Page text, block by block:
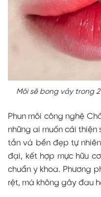
Môi sẽ bong vảy trong
Phun môi công nghệ
những ai muốn cải thiện
tắn và bền đẹp tự
đại, kết hợp mực hữu
chuẩn y khoa. Phương
rệt, mà không gây đau